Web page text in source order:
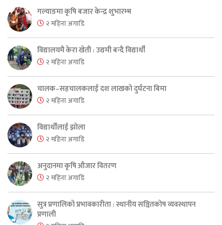
गल्याङमा कृषि बजार केन्द्र शुभारम्भ
२ महिना अगाडि
विद्यालयमै केरा खेती : उद्यमी बन्दै विद्यार्थी
२ महिना अगाडि
चालक–सहचालकलाई दश लाखको दुर्घटना बिमा
२ महिना अगाडि
विद्यार्थीलाई झोला
२ महिना अगाडि
अनुदानमा कृषि औजार वितरण
२ महिना अगाडि
सुत्र प्रणालिको प्रभावकारीता : स्थानीय सञ्चितकोष व्यवस्थापन
प्रणाली